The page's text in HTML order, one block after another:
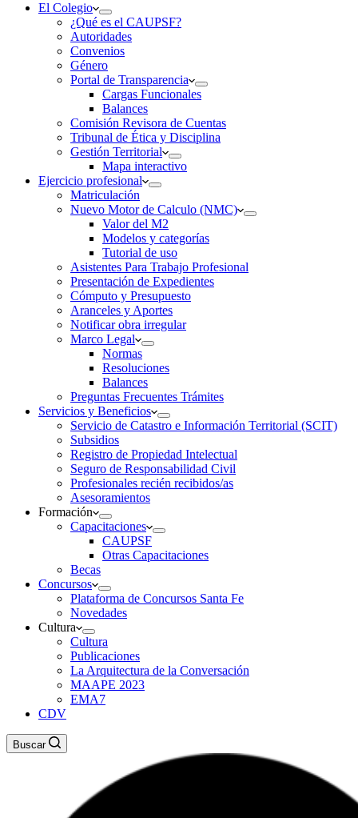
El Colegio
¿Qué es el CAUPSF?
Autoridades
Convenios
Género
Portal de Transparencia
Cargas Funcionales
Balances
Comisión Revisora de Cuentas
Tribunal de Ética y Disciplina
Gestión Territorial
Mapa interactivo
Ejercicio profesional
Matriculación
Nuevo Motor de Calculo (NMC)
Valor del M2
Modelos y categorías
Tutorial de uso
Asistentes Para Trabajo Profesional
Presentación de Expedientes
Cómputo y Presupuesto
Aranceles y Aportes
Notificar obra irregular
Marco Legal
Normas
Resoluciones
Balances
Preguntas Frecuentes Trámites
Servicios y Beneficios
Servicio de Catastro e Información Territorial (SCIT)
Subsidios
Registro de Propiedad Intelectual
Seguro de Responsabilidad Civil
Profesionales recién recibidos/as
Asesoramientos
Formación
Capacitaciones
CAUPSF
Otras Capacitaciones
Becas
Concursos
Plataforma de Concursos Santa Fe
Novedades
Cultura
Cultura
Publicaciones
La Arquitectura de la Conversación
MAAPE 2023
EMA7
CDV
Buscar